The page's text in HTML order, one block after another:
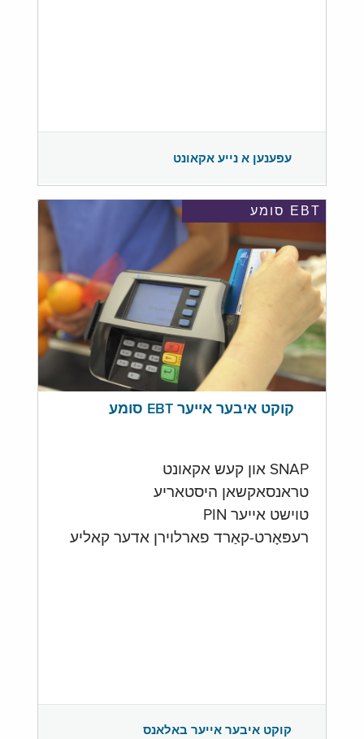
עפענען א נייע אקאונט
EBT סומע
קוקט איבער אייער EBT סומע
SNAP און קעש אקאונט
טראנסאקשאן היסטאריע
טוישט אייער PIN
רעפּאָרט-קאַרד פארלוירן אדער קאליע
קוקט איבער אייער באלאנס